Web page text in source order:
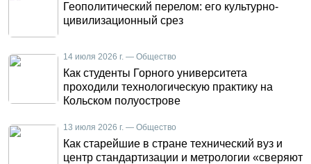
Геополитический перелом: его культурно-
цивилизационный срез
14 июля 2026 г. — Общество
Как студенты Горного университета
проходили технологическую практику на
Кольском полуострове
13 июля 2026 г. — Общество
Как старейшие в стране технический вуз и
центр стандартизации и метрологии «сверяют